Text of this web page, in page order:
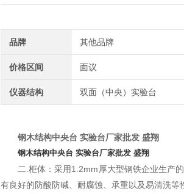
品牌 其他品牌
价格区间 面议
仪器结构 双面（中央）实验台
钢木结构中央台 实验台厂家批发 盛翔
钢木结构中央台 实验台厂家批发 盛翔
二.柜体：采用1.2mm厚大型钢铁企业生产
有良好的防酸防碱、耐腐蚀、承重以及易清洗等